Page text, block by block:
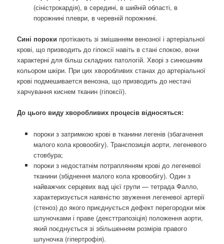
(сіністрокардія), в середині, в шийній області, в
порожнині плеври, в черевній порожнині.
Сині пороки протікають зі змішанням венозної і артеріальної
крові, що призводить до гіпоксії навіть в стані спокою, вони
характерні для більш складних патологій. Хворі з синюшним
кольором шкіри. При цих хворобливих станах до артеріальної
крові подмешивается венозна, що призводить до нестачі
харчування киснем тканин (гіпоксії).
До цього виду хворобливих процесів відносяться:
пороки з затримкою крові в тканини легенів (збагачення
малого кола кровообігу). Транспозиція аорти, легеневого
стовбура;
пороки з недостатнім потраплянням крові до легеневої
тканини (збіднення малого кола кровообігу). Один з
найважчих серцевих вад цієї групи — тетрада Фалло,
характеризується наявністю звуження легеневої артерії
(стеноз) до якого приєднується дефект перегородки між
шлуночками і праве (дексттрапозіція) положення аорти,
який поєднується зі збільшенням розмірів правого
шлуночка (гіпертрофія).